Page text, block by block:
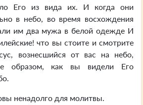
Его из вида их. И когда они
в небо, во время восхождения
им два мужа в белой одежде И
что вы стоите и смотрите
вознесшийся от вас на небо,
образом, как вы видели Его
ненадолго для молитвы.